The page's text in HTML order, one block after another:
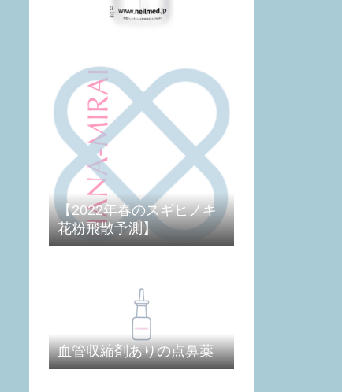
【2022年春のスギヒノキ
花粉飛散予測】
血管収縮剤ありの点鼻薬